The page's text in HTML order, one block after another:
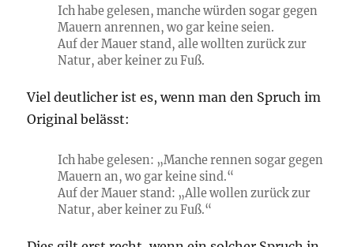
Ich habe gelesen, manche würden sogar gegen
Mauern anrennen, wo gar keine seien.
Auf der Mauer stand, alle wollten zurück zur
Natur, aber keiner zu Fuß.
Viel deutlicher ist es, wenn man den Spruch im
Original belässt:
Ich habe gelesen: „Manche rennen sogar gegen
Mauern an, wo gar keine sind.“
Auf der Mauer stand: „Alle wollen zurück zur
Natur, aber keiner zu Fuß.“